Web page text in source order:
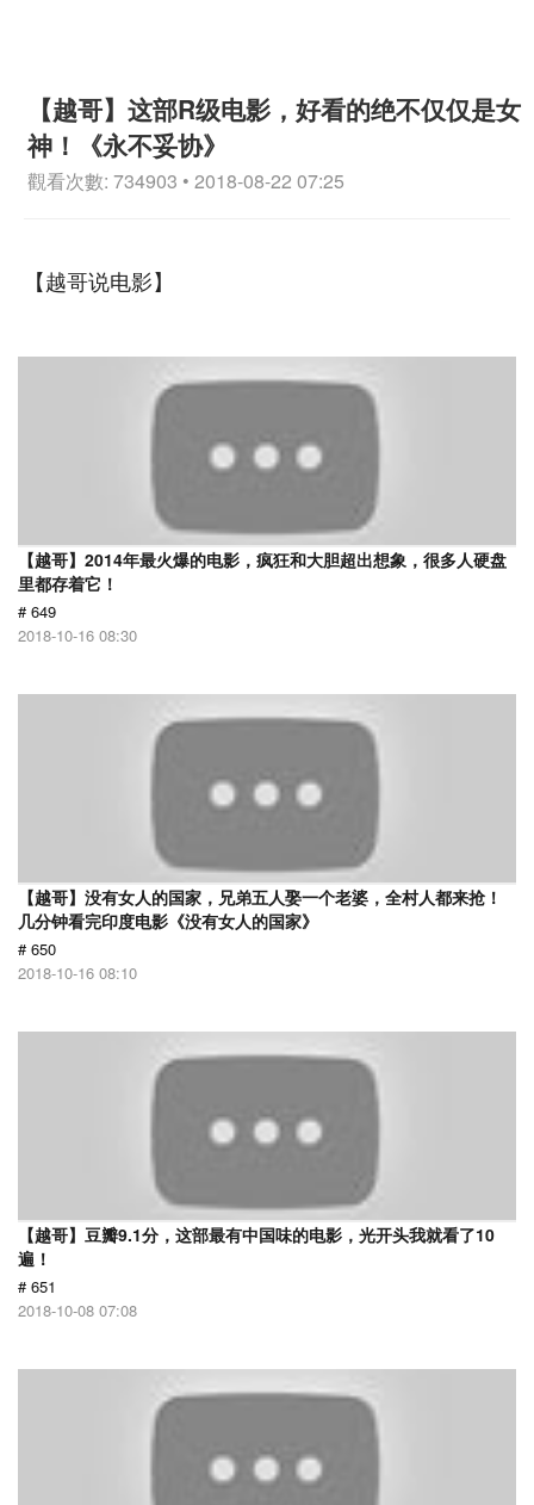
【越哥】这部R级电影，好看的绝不仅仅是女
神！《永不妥协》
觀看次數: 734903 • 2018-08-22 07:25
【越哥说电影】
【越哥】2014年最火爆的电影，疯狂和大胆超出想象，很多人硬盘
里都存着它！
# 649
2018-10-16 08:30
【越哥】没有女人的国家，兄弟五人娶一个老婆，全村人都来抢！
几分钟看完印度电影《没有女人的国家》
# 650
2018-10-16 08:10
【越哥】豆瓣9.1分，这部最有中国味的电影，光开头我就看了10
遍！
# 651
2018-10-08 07:08